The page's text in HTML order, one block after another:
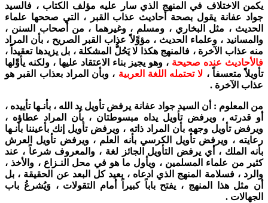
يكمن الاختلاف في المنهج الذي سار عليه مؤلف الكتاب ، فالسيد
جواد عفانة يقول بصحة أحاديث عذاب القبر ، التي صححها علماء
الحديث ، مثل البخاري ، ومسلم ، وغيرهما ، من أصحاب السنن ،
والمسانيد ، وعلماء الحديث ، مؤوِّلاً عذاب القبر الصريح ، بأن المراد
منه عذاب الآخرة ، فالمنهج هكذا لا يَحُلُّ المشكلة ، بل يزيدها تعقيداً ،
فالأحاديث عنده صحيحة ، وهو يجيز بناء الاعتقاد عليها ، ولكنه يأوِّلها
تأويلاً متعسفاً ، لا تحتمله اللغة العربية ، وبأن المراد بعذاب القبر هو
عذاب الآخرة .
من المعلوم : أن السيد جواد عفانة يرفض تأويل يد الله ، بأنـها تأييده ،
أو قدرته ، ويرفض تأويل يداه مبسوطتان ، بأن المراد عطاؤه ،
ويرفض تأويل وجهه بأن المراد ذاته ، ويرفض تأويل إنك بأعيننا بأنـها
رعايته ، ويرفض تأويل الكرسي بأنه العلم ، ويرفض تأويل العرش
بأنه الملك ، أي يرفض التأويل الجائز لغة ، والمعروف شرعاً ، عند
كثير من علماء المسلمين ، ويأول ما هو في محل النـزاع ، والأخذ ،
والرد ، فسلامة المنهج الذي ادعاه ، بعيد كل البعد عن الحقيقة ، بل
أن مثل هذا المنهج ، يفتح باباً كبيراً أمام التقولات ، وَيُشرعُ باب
الجهالات .